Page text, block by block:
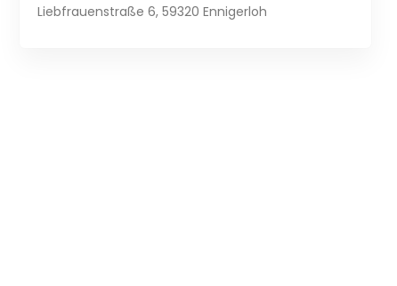
Liebfrauenstraße 6, 59320 Ennigerloh